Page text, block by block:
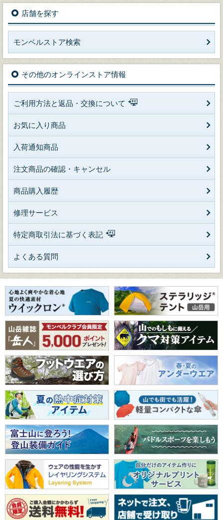
店舗を探す
モンベルストア検索
その他のオンラインストア情報
ご利用方法と返品・交換について
お気に入り商品
入荷通知商品
注文商品の確認・キャンセル
商品購入履歴
修理サービス
特定商取引法に基づく表記
よくある質問